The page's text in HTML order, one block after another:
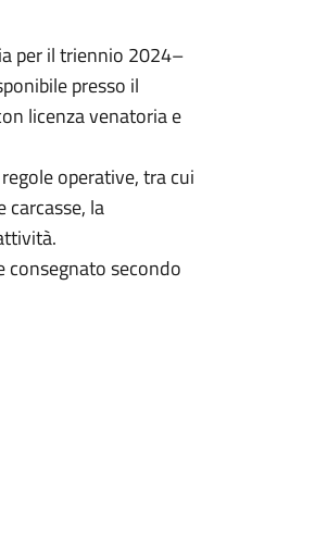
per il triennio 2024–
presso il
licenza venatoria e
operative, tra cui
la
consegnato secondo